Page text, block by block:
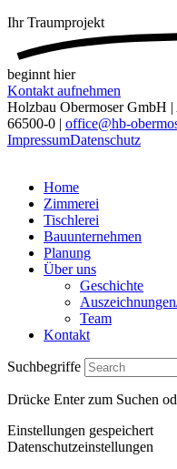
IhrTraumprojekt
beginnt hier
Kontakt aufnehmen
Holzbau Obermoser GmbH
66500-0 | office@hb-
ImpressumDatenschutz
Home
Zimmerei
Tischlerei
Bauunternehmen
Planung
Über uns
Geschichte
Team
Kontakt
Suchbegriffe
Drücke Enter zum Suchen
Einstellungen gespeichert
Datenschutzeinstellungen